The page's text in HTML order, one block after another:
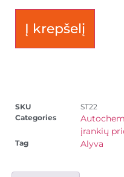
Į krepšelį
SKU
ST22
Categories
įrankių
Tag Alyva